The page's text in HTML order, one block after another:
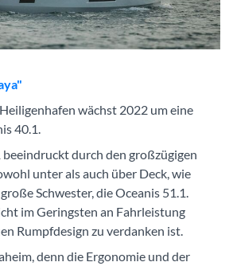
wächst 2022 um eine
40.1.
beeindruckt durch den großzügigen
unter als auch über Deck, wie
Schwester, die Oceanis 51.1.
im Geringsten an Fahrleistung
Rumpfdesign zu verdanken ist.
denn die Ergonomie und der